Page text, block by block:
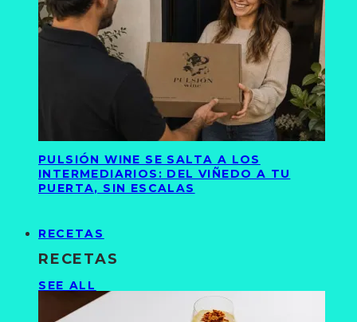
PULSIÓN WINE SE SALTA A LOS
INTERMEDIARIOS: DEL VIÑEDO A TU
PUERTA, SIN ESCALAS
RECETAS
RECETAS
SEE ALL